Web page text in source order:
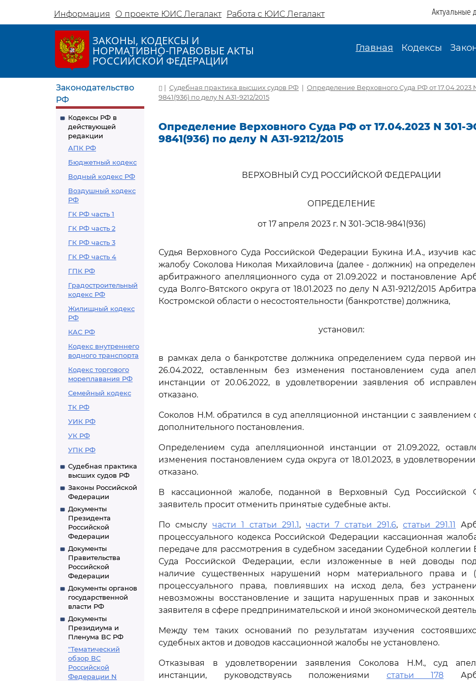
Информация О проекте ЮИС Легалакт Работа с ЮИС Легалакт Актуальные
ЗАКОНЫ, КОДЕКСЫ И
НОРМАТИВНО-ПРАВОВЫЕ АКТЫ
РОССИЙСКОЙ ФЕДЕРАЦИИ
Главная Кодексы
Законодательство
РФ
Кодексы РФ в
действующей
редакции
АПК РФ
Бюджетный кодекс
Водный кодекс РФ
Воздушный кодекс
РФ
ГК РФ часть 1
ГК РФ часть 2
ГК РФ часть 3
ГК РФ часть 4
ГПК РФ
Градостроительный
кодекс РФ
Жилищный кодекс
РФ
КАС РФ
Кодекс внутреннего
водного транспорта
Кодекс торгового
мореплавания РФ
Семейный кодекс
ТК РФ
УИК РФ
УК РФ
УПК РФ
Судебная практика
высших судов РФ
Законы Российской
Федерации
Документы
Президента
Российской
Федерации
Документы
Правительства
Российской
Федерации
Документы органов
государственной
власти РФ
Документы
Президиума и
Пленума ВС РФ
"Тематический
обзор ВС
Российской
Федерации N
| Судебная практика высших судов РФ | Определение Верховного Суда РФ от 17.04.2023
9841(936) по делу N А31-9212/2015
Определение Верховного Суда РФ от 17.04.2023 N 301-
9841(936) по делу N А31-9212/2015
ВЕРХОВНЫЙ СУД РОССИЙСКОЙ ФЕДЕРАЦИИ
ОПРЕДЕЛЕНИЕ
от 17 апреля 2023 г. N 301-ЭС18-9841(936)
Судья Верховного Суда Российской Федерации Букина И.А., изучив
жалобу Соколова Николая Михайловича (далее - должник) на
арбитражного апелляционного суда от 21.09.2022 и постановление
суда Волго-Вятского округа от 18.01.2023 по делу N А31-9212/2015
Костромской области о несостоятельности (банкротстве) должника,
установил:
в рамках дела о банкротстве должника определением суда первой
26.04.2022, оставленным без изменения постановлением суда
инстанции от 20.06.2022, в удовлетворении заявления об
отказано.
Соколов Н.М. обратился в суд апелляционной инстанции с заявлением
дополнительного постановления.
Определением суда апелляционной инстанции от 21.09.2022,
изменения постановлением суда округа от 18.01.2023, в
отказано.
В кассационной жалобе, поданной в Верховный Суд Российской
заявитель просит отменить принятые судебные акты.
По смыслу части 1 статьи 291.1, части 7 статьи 291.6, статьи 291.11
процессуального кодекса Российской Федерации кассационная
передаче для рассмотрения в судебном заседании Судебной коллегии
Суда Российской Федерации, если изложенные в ней доводы
наличие существенных нарушений норм материального права и
процессуального права, повлиявших на исход дела, без
невозможны восстановление и защита нарушенных прав и законных
заявителя в сфере предпринимательской и иной экономической
Между тем таких оснований по результатам изучения
судебных актов и доводов кассационной жалобы не установлено.
Отказывая в удовлетворении заявления Соколова Н.М., суд
инстанции, руководствуясь положениями статьи 178